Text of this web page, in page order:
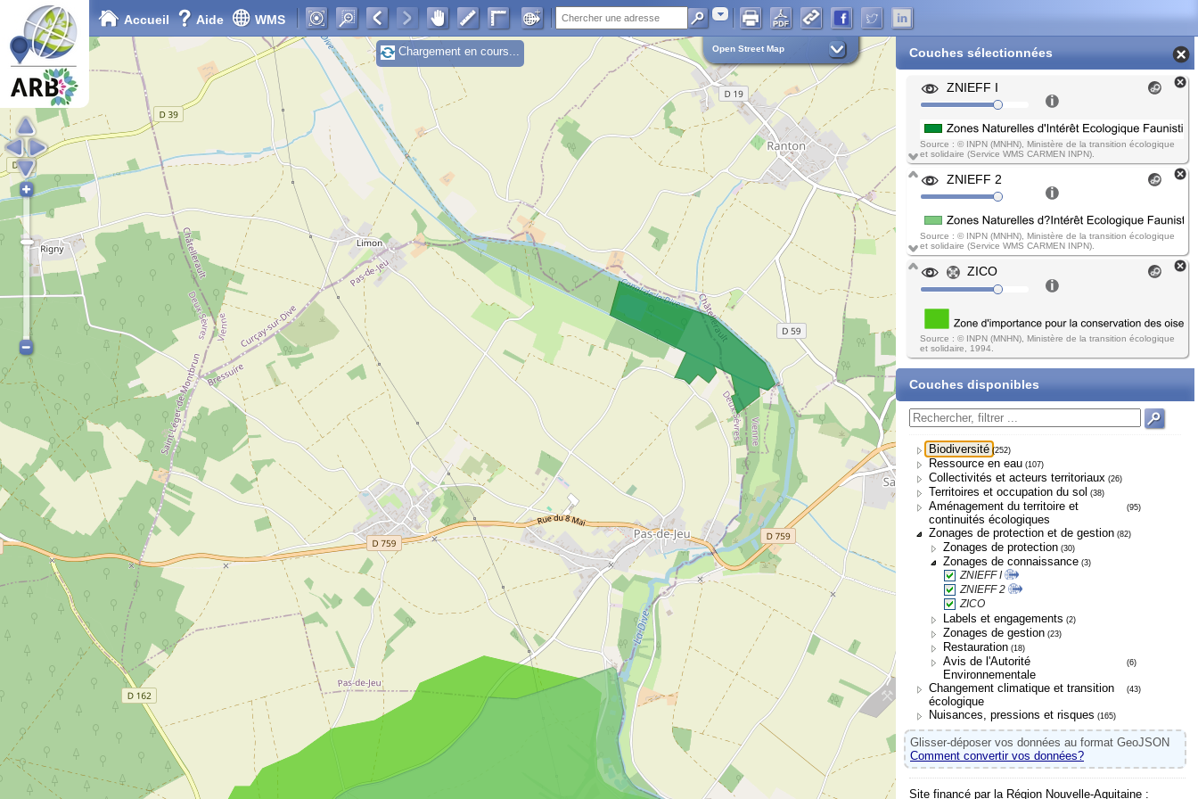
Accueil Aide WMS Adresse
Open Street Map Couches sélectionnées
ZNIEFF I
Source : © INPN (MNHN), Ministère de la transition écologique
et solidaire (Service WMS CARMEN INPN).
ZNIEFF 2
Source : © INPN (MNHN), Ministère de la transition écologique
et solidaire (Service WMS CARMEN INPN).
ZICO
Source : © INPN (MNHN), Ministère de la transition écologique
et solidaire, 1994.
Couches disponibles
Biodiversité (252)
Ressource en eau (107)
Collectivités et acteurs territoriaux (26)
Territoires et occupation du sol (38)
Aménagement du territoire et
continuités écologiques
(95)
Zonages de protection et de gestion (82)
Zonages de protection (30)
Zonages de connaissance (3)
ZNIEFF I
ZNIEFF 2
ZICO
Labels et engagements (2)
Zonages de gestion (23)
Restauration (18)
Avis de l'Autorité
Environnementale
(6)
Changement climatique et transition
écologique
(43)
Nuisances, pressions et risques (165)
Glisser-déposer vos données au format GeoJSON
Comment convertir vos données?
Site financé par la Région Nouvelle-Aquitaine :